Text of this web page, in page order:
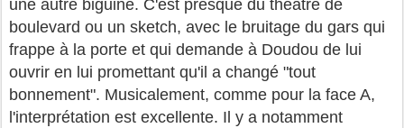
une autre biguine. C'est presque du théâtre de
boulevard ou un sketch, avec le bruitage du gars qui
frappe à la porte et qui demande à Doudou de lui
ouvrir en lui promettant qu'il a changé "tout
bonnement". Musicalement, comme pour la face A,
l'interprétation est excellente. Il y a notamment